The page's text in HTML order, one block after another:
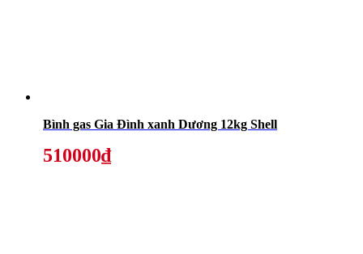
Bình gas Gia Đình xanh Dương 12kg Shell
510000₫